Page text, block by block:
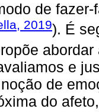
de
2019). É
e
de
do